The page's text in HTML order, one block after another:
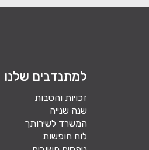
למתנדבים שלנו
זכויות והטבות
שנה שנייה
המשרד לשירותך
לוח חופשות